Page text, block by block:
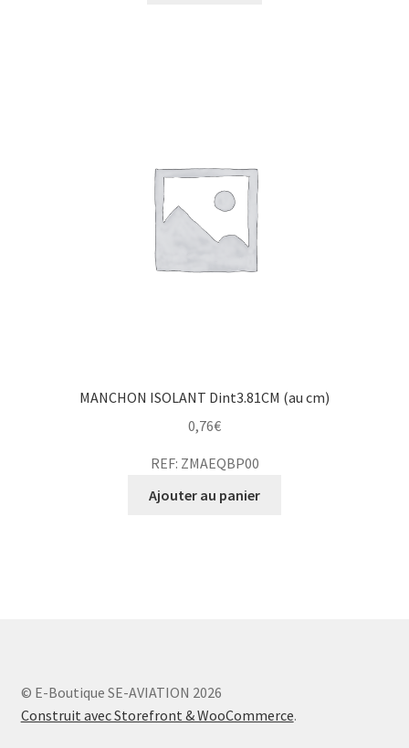
MANCHON ISOLANT Dint3.81CM (au cm)
0,76€
REF: ZMAEQBP00
Ajouter au panier
© E-Boutique SE-AVIATION 2026
Construit avec Storefront & WooCommerce.